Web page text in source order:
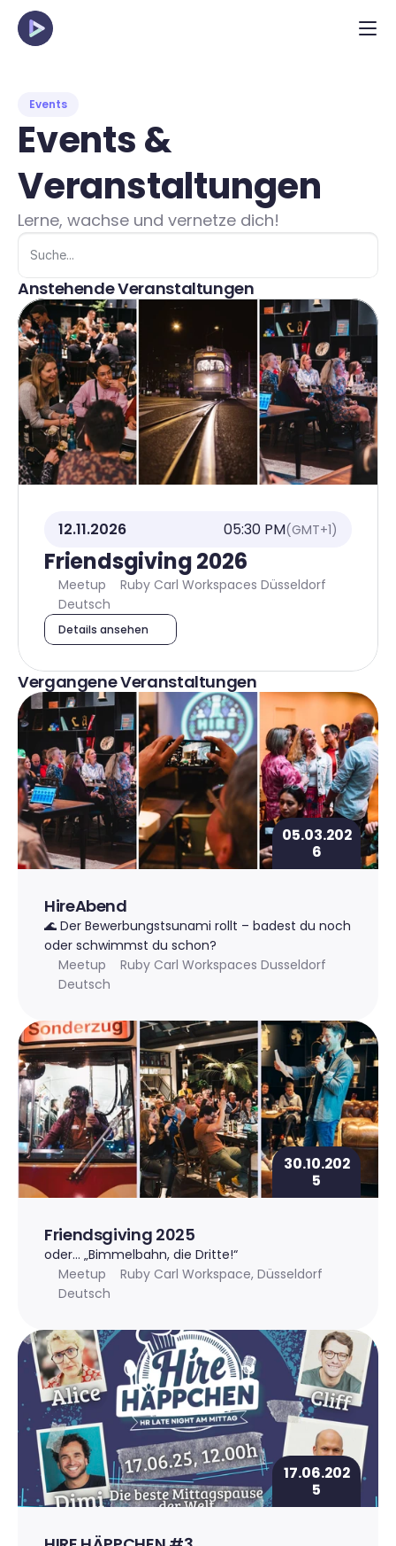
Events
Events &
Veranstaltungen
Lerne, wachse und vernetze dich!
Suche...
Anstehende Veranstaltungen
12.11.2026 05:30 PM(GMT+1)
Friendsgiving 2026
Meetup
Ruby Carl Workspaces Düsseldorf
Deutsch
Details ansehen
Zurzeit gibt es keine bevorstehenden Ereignisse.
Vergangene Veranstaltungen
05.03.202
6
HireAbend
🌊 Der Bewerbungstsunami rollt – badest du noch
oder schwimmst du schon?
Meetup
Ruby Carl Workspaces Dusseldorf
Deutsch
30.10.202
5
Friendsgiving 2025
oder… „Bimmelbahn, die Dritte!“
Meetup
Ruby Carl Workspace, Düsseldorf
Deutsch
17.06.202
5